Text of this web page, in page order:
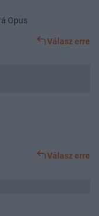
Opus
Válasz erre
Válasz erre